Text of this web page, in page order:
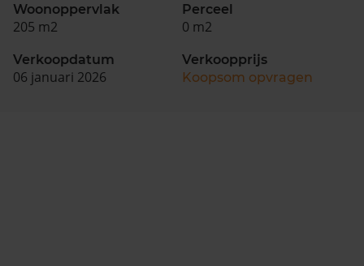
Woonoppervlak
205 m2
Perceel
0 m2
Verkoopdatum
06 januari 2026
Verkoopprijs
Koopsom opvragen